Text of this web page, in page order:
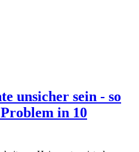
unsicher sein - so
in 10